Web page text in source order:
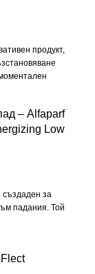
продукт,
– Alfaparf
Low
за
падания. Той